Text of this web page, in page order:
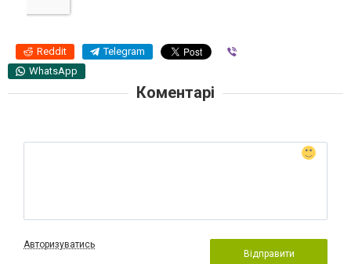
Reddit Telegram
WhatsApp
Коментарі
Авторизуватись
Відправити